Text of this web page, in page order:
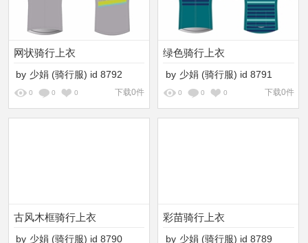
网状骑行上衣
by 少娟 (骑行服) id 8792
0 0 0 下载0件
绿色骑行上衣
by 少娟 (骑行服) id 8791
0 0 0 下载0件
古风木框骑行上衣
by 少娟 (骑行服) id 8790
彩苗骑行上衣
by 少娟 (骑行服) id 8789